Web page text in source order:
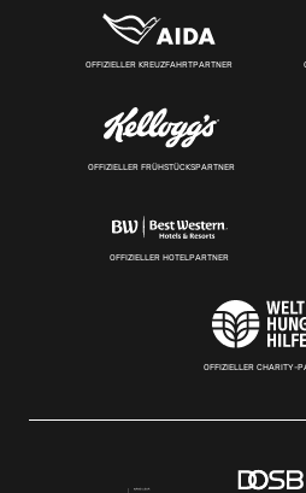
OFFIZIELLER KREUZFAHRTPARTNER
OFFIZIELLER FRÜHSTÜCKSPARTNER
OFFIZIELLER HOTELPARTNER
OFFIZIELLER CHARITY-